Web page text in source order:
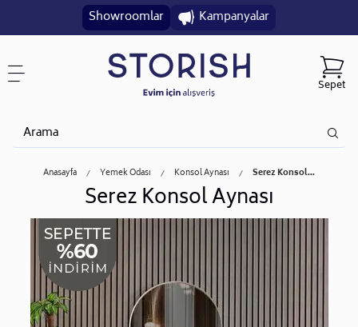
Showroomlar Kampanyalar
Sepet
Anasayfa Yemek Odası Konsol Aynası Serez Konsol...
Serez Konsol Aynası